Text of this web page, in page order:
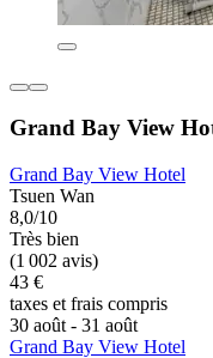
Grand Bay View
Grand Bay View Hotel
Tsuen Wan
8,0/10
Très bien
(1 002 avis)
43 €
taxes et frais compris
30 août - 31 août
Grand Bay View Hotel